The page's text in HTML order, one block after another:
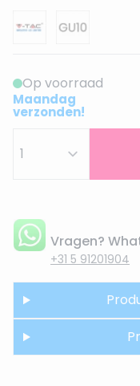
Op voorraad
Maandag
verzonden!
Vragen?
+31 5 91201904